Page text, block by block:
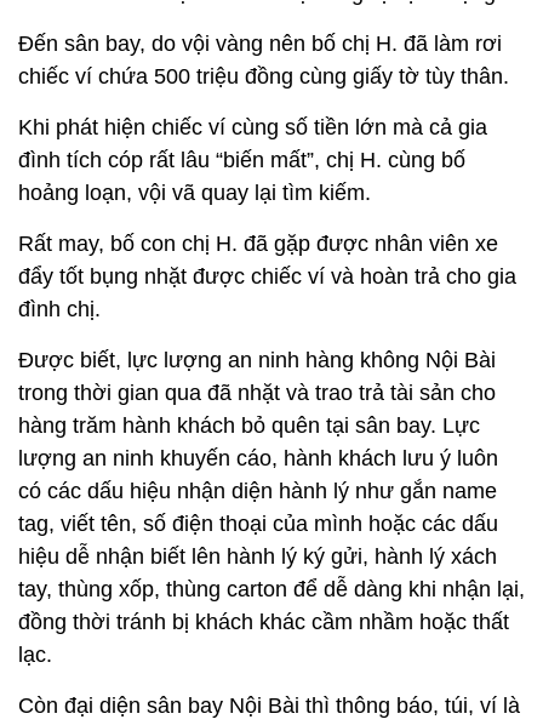
Đến sân bay, do vội vàng nên bố chị H. đã làm rơi
chiếc ví chứa 500 triệu đồng cùng giấy tờ tùy thân.
Khi phát hiện chiếc ví cùng số tiền lớn mà cả gia
đình tích cóp rất lâu “biến mất”, chị H. cùng bố
hoảng loạn, vội vã quay lại tìm kiếm.
Rất may, bố con chị H. đã gặp được nhân viên xe
đẩy tốt bụng nhặt được chiếc ví và hoàn trả cho gia
đình chị.
Được biết, lực lượng an ninh hàng không Nội Bài
trong thời gian qua đã nhặt và trao trả tài sản cho
hàng trăm hành khách bỏ quên tại sân bay. Lực
lượng an ninh khuyến cáo, hành khách lưu ý luôn
có các dấu hiệu nhận diện hành lý như gắn name
tag, viết tên, số điện thoại của mình hoặc các dấu
hiệu dễ nhận biết lên hành lý ký gửi, hành lý xách
tay, thùng xốp, thùng carton để dễ dàng khi nhận lại,
đồng thời tránh bị khách khác cầm nhầm hoặc thất
lạc.
Còn đại diện sân bay Nội Bài thì thông báo, túi, ví là